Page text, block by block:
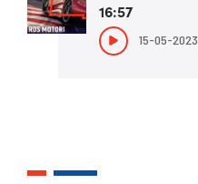
16:57
15-05-2023